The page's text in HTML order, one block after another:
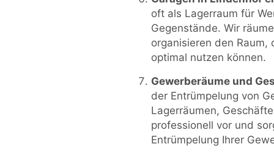
oft als Lagerraum für
Gegenstände. Wir
organisieren den
optimal nutzen können.
Gewerberäume und
der Entrümpelung von
Lagerräumen,
professionell vor und
Entrümpelung Ihrer